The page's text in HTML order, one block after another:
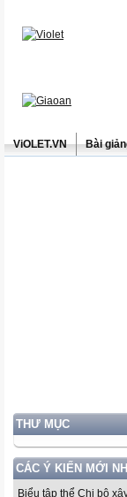
ViOLET.VN Bài
THƯ MỤC
CÁC Ý KIẾN MỚI
Biểu tập thể Chi bộ